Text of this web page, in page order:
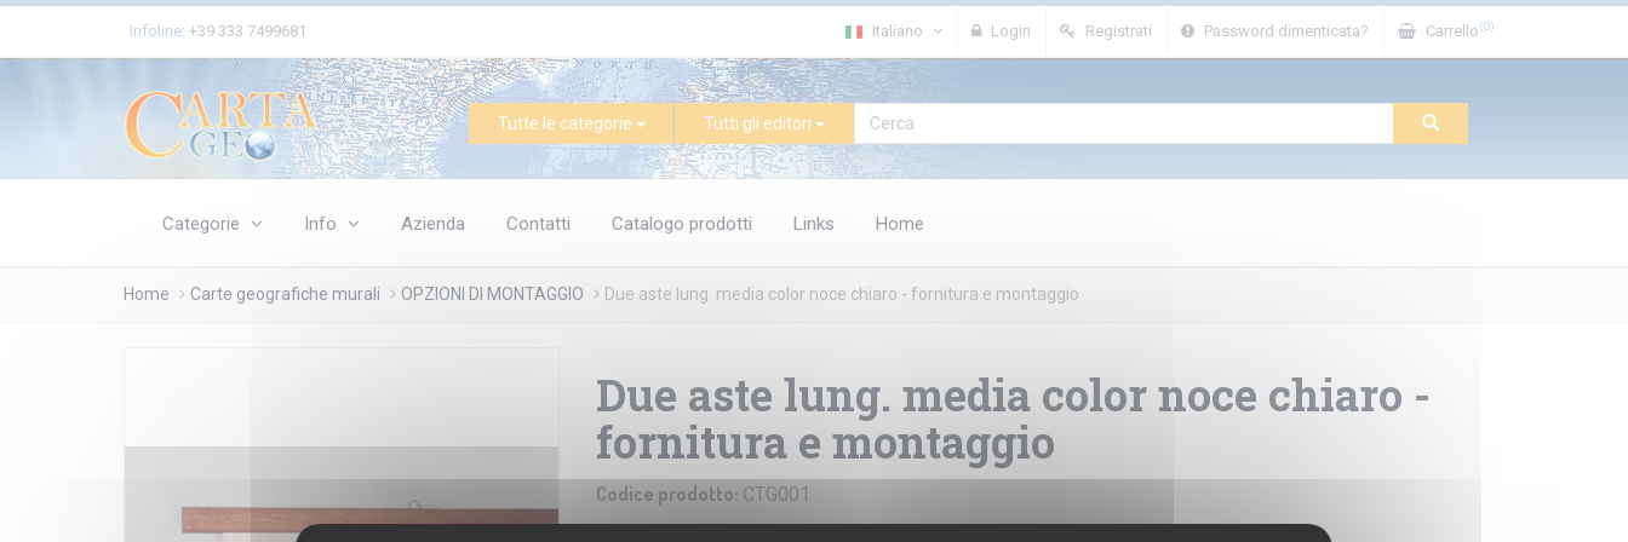
Infoline: +39 333 7499681 Italiano Login Registrati Password dimenticata? Carrello(0)
Tutte le categorie Tutti gli editori
Categorie Info Azienda Contatti Catalogo prodotti Links Home
Home Carte geografiche murali OPZIONI DI MONTAGGIO Due aste lung. media color noce chiaro - fornitura e montaggio
Due aste lung. media color noce chiaro -
fornitura e montaggio
Codice prodotto: CTG001
Cookies management panel